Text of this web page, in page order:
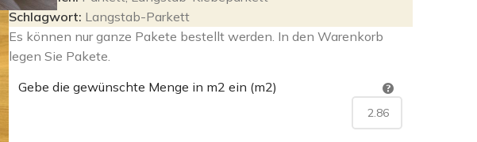
Schlagwort: Langstab-Parkett
Es können nur ganze Pakete bestellt werden. In den Warenkorb
legen Sie Pakete.
Gebe die gewünschte Menge in m2 ein (m2)